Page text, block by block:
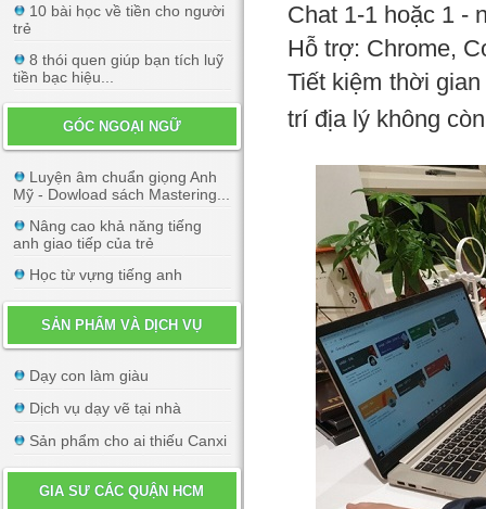
10 bài học về tiền cho người
trẻ
8 thói quen giúp bạn tích luỹ
tiền bạc hiệu...
GÓC NGOẠI NGỮ
Luyện âm chuẩn giọng Anh
Mỹ - Dowload sách Mastering...
Nâng cao khả năng tiếng
anh giao tiếp của trẻ
Học từ vựng tiếng anh
SẢN PHẨM VÀ DỊCH VỤ
Dạy con làm giàu
Dịch vụ dạy vẽ tại nhà
Sản phẩm cho ai thiếu Canxi
GIA SƯ CÁC QUẬN HCM
Chat 1-1 hoặc 1 -
Hỗ trợ: Chrome,
Tiết kiệm thời
trí địa lý không